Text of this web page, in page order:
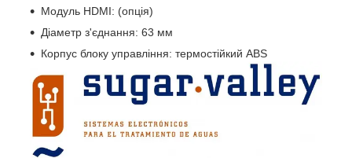
Модуль HDMI: (опція)
Діаметр з'єднання: 63 мм
Корпус блоку управління: термостійкий ABS